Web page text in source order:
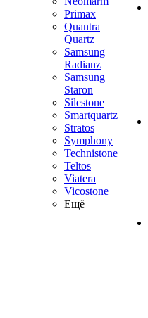
Primax
Quantra
Quartz
Samsung
Radianz
Samsung
Staron
Silestone
Smartquartz
Stratos
Symphony
Technistone
Teltos
Viatera
Vicostone
Ещё